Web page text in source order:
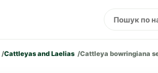
Cattleyas and Laelias Cattleya bowringiana